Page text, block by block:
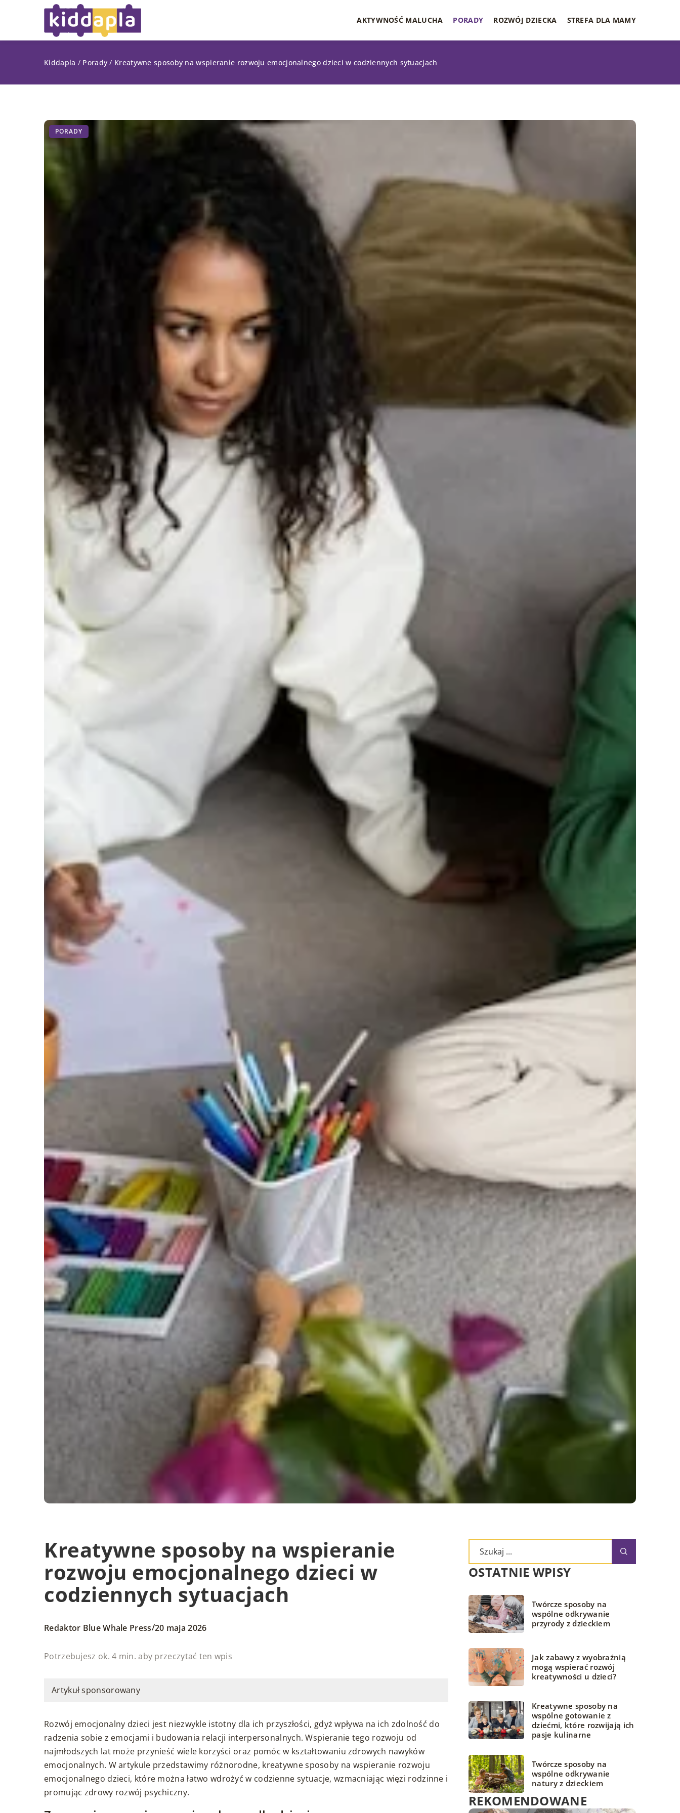
AKTYWNOŚĆ MALUCHA PORADY ROZWÓJ DZIECKA STREFA DLA MAMY
Kiddapla / Porady / Kreatywne sposoby na wspieranie rozwoju emocjonalnego dzieci w codziennych sytuacjach
PORADY
Kreatywne sposoby na wspieranie
rozwoju emocjonalnego dzieci w
codziennych sytuacjach
Redaktor Blue Whale Press/20 maja 2026
Potrzebujesz ok. 4 min. aby przeczytać ten wpis
Artykuł sponsorowany
Rozwój emocjonalny dzieci jest niezwykle istotny dla ich przyszłości, gdyż wpływa na ich zdolność do
radzenia sobie z emocjami i budowania relacji interpersonalnych. Wspieranie tego rozwoju od
najmłodszych lat może przynieść wiele korzyści oraz pomóc w kształtowaniu zdrowych nawyków
emocjonalnych. W artykule przedstawimy różnorodne, kreatywne sposoby na wspieranie rozwoju
emocjonalnego dzieci, które można łatwo wdrożyć w codzienne sytuacje, wzmacniając więzi rodzinne i
promując zdrowy rozwój psychiczny.
OSTATNIE WPISY
Twórcze sposoby na
wspólne odkrywanie
przyrody z dzieckiem
Jak zabawy z wyobraźnią
mogą wspierać rozwój
kreatywności u dzieci?
Kreatywne sposoby na
wspólne gotowanie z
dziećmi, które rozwijają ich
pasje kulinarne
Twórcze sposoby na
wspólne odkrywanie
natury z dzieckiem
REKOMENDOWANE